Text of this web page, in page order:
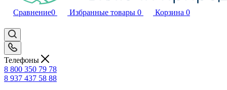
Сравнение0 Избранные товары 0 Корзина 0
Телефоны
8 800 350 79 78
8 937 437 58 88